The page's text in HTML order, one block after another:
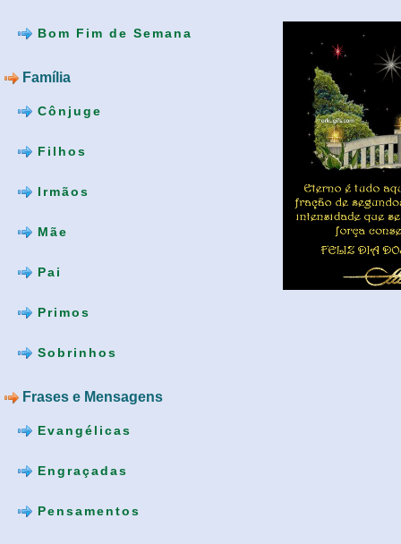
Bom Fim de Semana
Família
Cônjuge
Filhos
Irmãos
Mãe
Pai
Primos
Sobrinhos
Frases e Mensagens
Evangélicas
Engraçadas
Pensamentos